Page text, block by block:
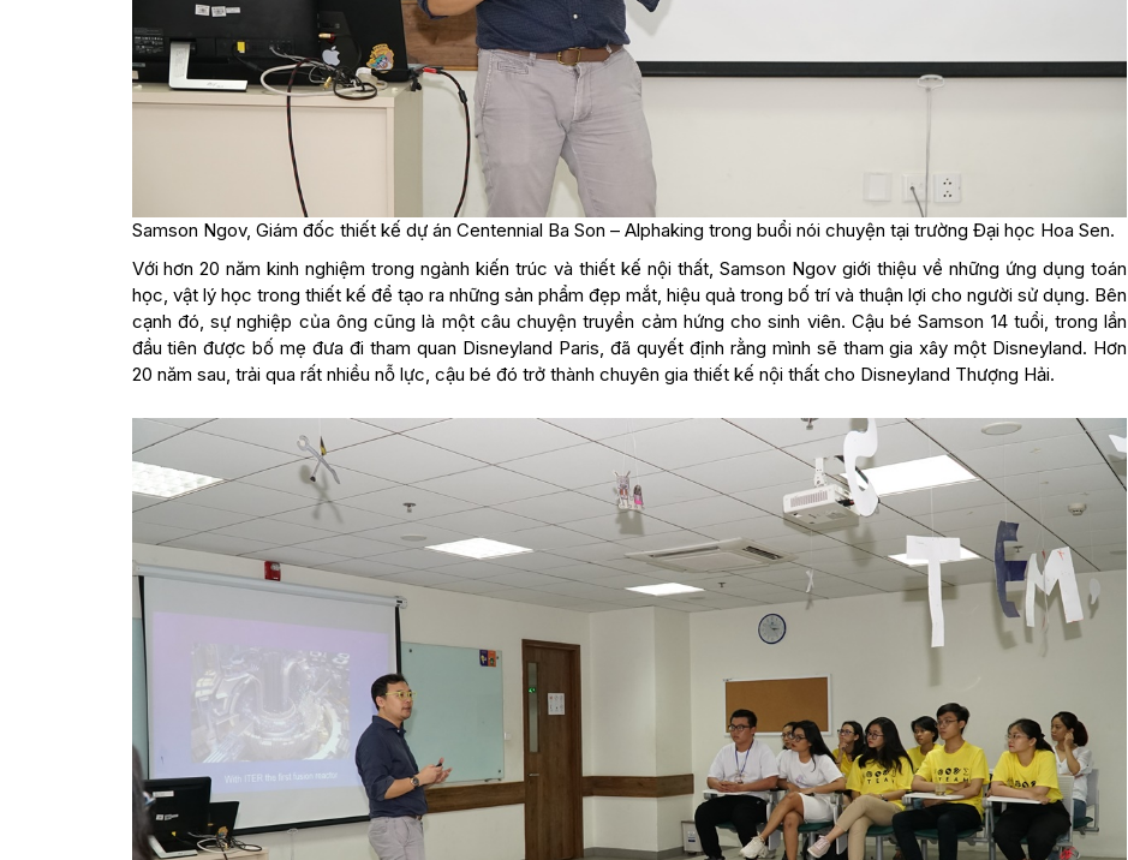
Samson Ngov, Giám đốc thiết kế dự án Centennial Ba Son – Alphaking trong buổi nói chuyện tại trường Đại học Hoa Sen.
Với hơn 20 năm kinh nghiệm trong ngành kiến trúc và thiết kế nội thất, Samson Ngov giới thiệu về những ứng dụng toán
học, vật lý học trong thiết kế để tạo ra những sản phẩm đẹp mắt, hiệu quả trong bố trí và thuận lợi cho người sử dụng. Bên
cạnh đó, sự nghiệp của ông cũng là một câu chuyện truyền cảm hứng cho sinh viên. Cậu bé Samson 14 tuổi, trong lần
đầu tiên được bố mẹ đưa đi tham quan Disneyland Paris, đã quyết định rằng mình sẽ tham gia xây một Disneyland. Hơn
20 năm sau, trải qua rất nhiều nỗ lực, cậu bé đó trở thành chuyên gia thiết kế nội thất cho Disneyland Thượng Hải.